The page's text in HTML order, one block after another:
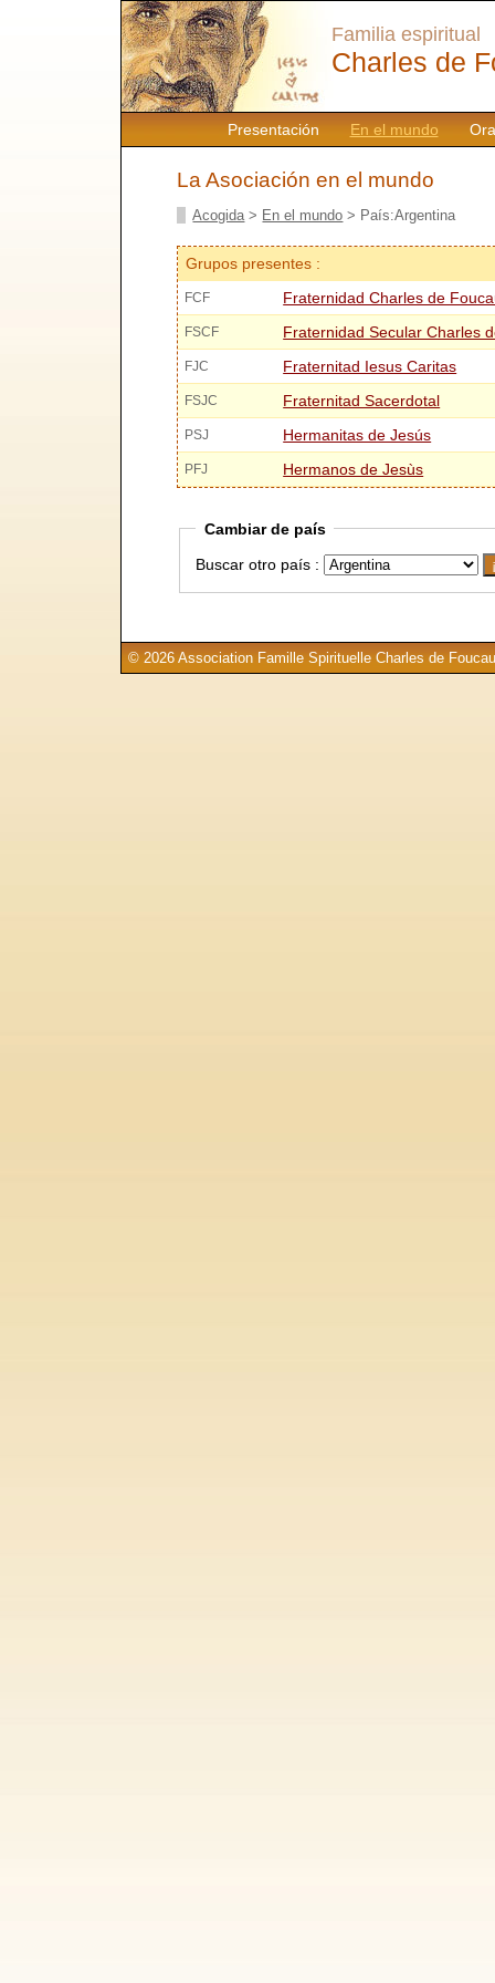
Presentación En el mundo
Familia espiritual
Charles de
La Asociación en el mundo
Acogida > En el mundo > País:Argentina
Grupos presentes :
FCF Fraternidad Charles de
FSCF Fraternidad Secular Charles
FJC Fraternitad Iesus Caritas
FSJC Fraternitad Sacerdotal
PSJ Hermanitas de Jesús
PFJ Hermanos de Jesùs
Cambiar de país
Buscar otro país :
© 2026 Association Famille Spirituelle Charles de